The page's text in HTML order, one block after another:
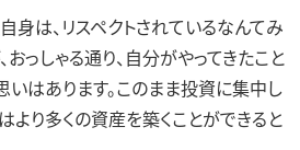
身は、リスペクトされているなんてみ
おっしゃる通り、自分がやってきたこと
いはあります。このまま投資に集中し
より多くの資産を築くことができると